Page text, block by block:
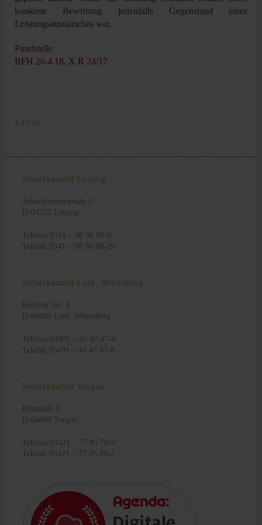
konkrete Bewirtung jedenfalls Gegenstand eines
Leistungsaustausches war.
Fundstelle
BFH 26.4.18, X R 24/17
§ 4 Estg
Steuerkanzlei Leipzig
Schorlemmerstraße 2
D-04155 Leipzig
Telefon 0341 – 98 38 88-0
Telefax 0341 – 98 38 88-29
Steuerkanzlei Luth. Wittenberg
Berliner Str. 4
D-06886 Luth. Wittenberg
Telefon 03491 – 45 47 47-4
Telefax 03491 – 45 47 47-8
Steuerkanzlei Torgau
Elbstraße 8
D-04860 Torgau
Telefon 03421 – 77 85 70-0
Telefax 03421 – 77 85 70-2